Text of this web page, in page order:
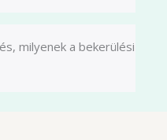
milyenek a bekerülési